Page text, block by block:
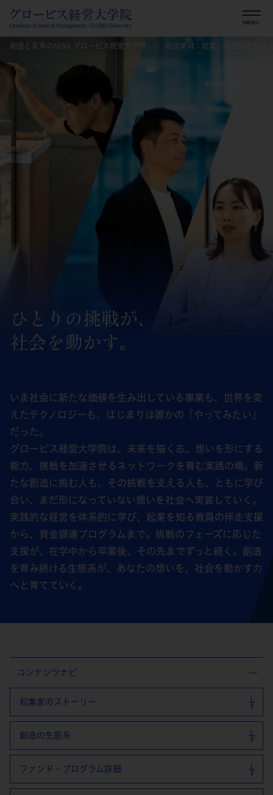
創造と変革のMBA グロービス経営大学院 創造領域：起業・新規事業開発
ひとりの挑戦が、
社会を動かす。
いま社会に新たな価値を生み出している事業も、世界を変
えたテクノロジーも、はじまりは誰かの「やってみたい」
だった。
グロービス経営大学院は、未来を描く志、想いを形にする
能力、挑戦を加速させるネットワークを育む実践の場。新
たな創造に挑む人も、その挑戦を支える人も、ともに学び
合い、まだ形になっていない想いを社会へ実装していく。
実践的な経営を体系的に学び、起業を知る教員の伴走支援
から、資金調達プログラムまで。挑戦のフェーズに応じた
支援が、在学中から卒業後、その先までずっと続く。創造
を育み続ける生態系が、あなたの想いを、社会を動かす力
へと育てていく。
コンテンツナビ
起業家のストーリー
創造の生態系
ファンド・プログラム詳細